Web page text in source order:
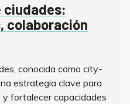
ciudades:
colaboración
conocida como city-
estrategia clave para
fortalecer capacidades